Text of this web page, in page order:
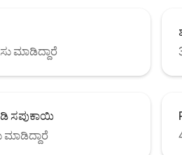
ಮಾಡಿದ್ದಾರೆ
ಸಪುಕಾಯಿ
ಮಾಡಿದ್ದಾರೆ